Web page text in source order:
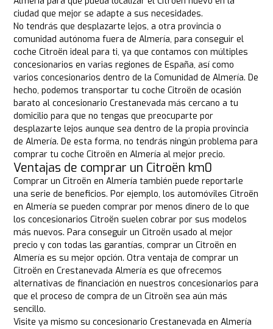
ciudad que mejor se adapte a sus necesidades.
No tendrás que desplazarte lejos, a otra provincia o
comunidad autónoma fuera de Almería, para conseguir el
coche Citroën ideal para ti, ya que contamos con múltiples
concesionarios en varias regiones de España, así como
varios concesionarios dentro de la Comunidad de Almería. De
hecho, podemos transportar tu coche Citroën de ocasión
barato al concesionario Crestanevada más cercano a tu
domicilio para que no tengas que preocuparte por
desplazarte lejos aunque sea dentro de la propia provincia
de Almería. De esta forma, no tendrás ningún problema para
comprar tu coche Citroën en Almería al mejor precio.
Ventajas de comprar un Citroën km0
Comprar un Citroën en Almería también puede reportarle
una serie de beneficios. Por ejemplo, los automóviles Citroën
en Almería se pueden comprar por menos dinero de lo que
los concesionarios Citroën suelen cobrar por sus modelos
más nuevos. Para conseguir un Citroën usado al mejor
precio y con todas las garantías, comprar un Citroën en
Almería es su mejor opción. Otra ventaja de comprar un
Citroën en Crestanevada Almería es que ofrecemos
alternativas de financiación en nuestros concesionarios para
que el proceso de compra de un Citroën sea aún más
sencillo.
Visite ya mismo su concesionario Crestanevada en Almería